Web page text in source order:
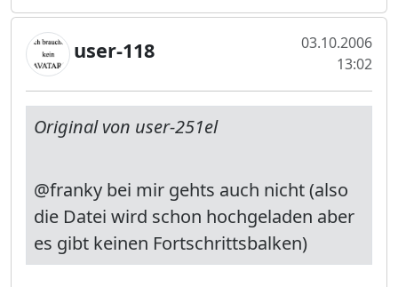
user-118
03.10.2006
13:02
Original von user-251el
@franky bei mir gehts auch nicht (also
die Datei wird schon hochgeladen aber
es gibt keinen Fortschrittsbalken)